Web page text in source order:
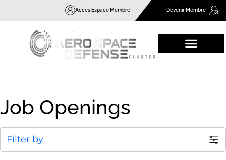
Accès Espace Membre Devenir Membre
Job Openings
Filter by